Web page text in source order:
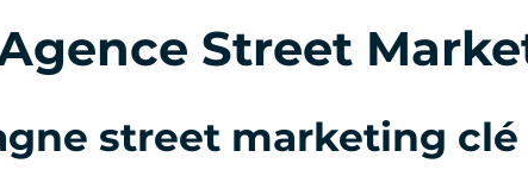
Street
street marketing clé